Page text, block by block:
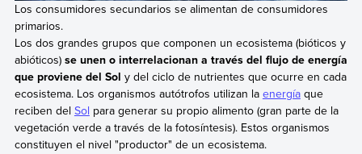
Los consumidores secundarios se alimentan de consumidores
primarios.
Los dos grandes grupos que componen un ecosistema (bióticos y
abióticos)se unen o interrelacionan a través del flujo de energía
que proviene del Sol y del ciclo de nutrientes que ocurre en cada
ecosistema. Los organismos autótrofos utilizan la energíaque
reciben del Sol para generar su propio alimento (gran parte de la
vegetación verde a través de la fotosíntesis). Estos organismos
constituyen el nivel "productor" de un ecosistema.